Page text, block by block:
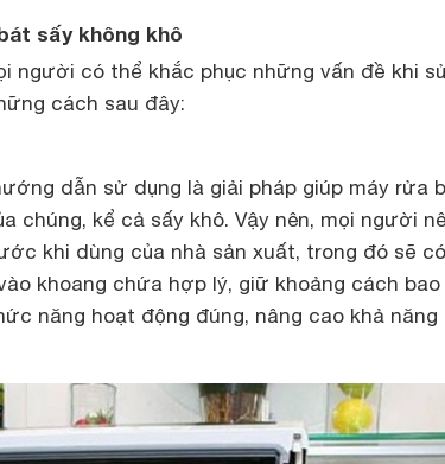
sấy không khô
người có thể khắc phục những vấn đề khi
cách sau đây:
dẫn sử dụng là giải pháp giúp máy rửa
chúng, kể cả sấy khô. Vậy nên, mọi người
khi dùng của nhà sản xuất, trong đó sẽ
khoang chứa hợp lý, giữ khoảng cách bao
năng hoạt động đúng, nâng cao khả năng